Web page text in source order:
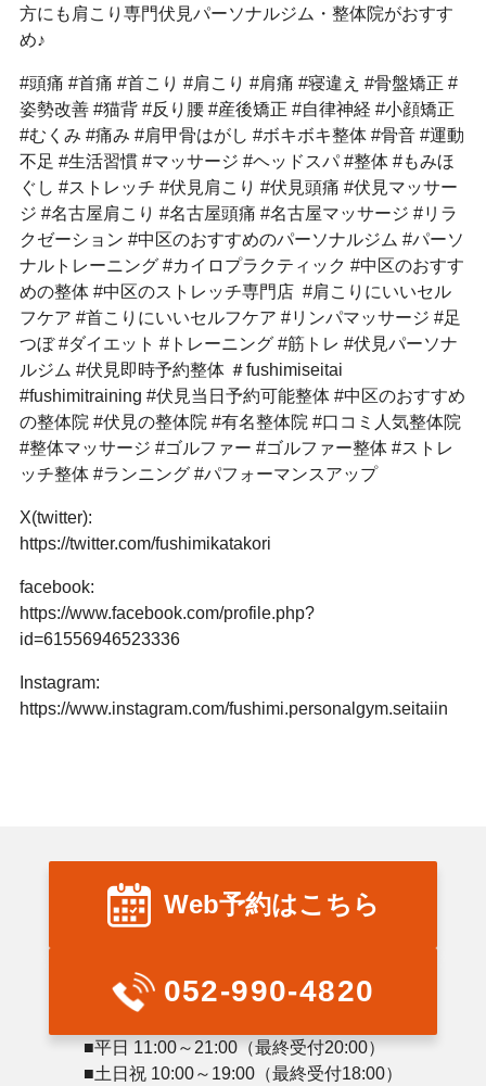
方にも肩こり専門伏見パーソナルジム・整体院がおすす
め♪
#頭痛 #首痛 #首こり #肩こり #肩痛 #寝違え #骨盤矯正 #
姿勢改善 #猫背 #反り腰 #産後矯正 #自律神経 #小顔矯正
#むくみ #痛み #肩甲骨はがし #ボキボキ整体 #骨音 #運動
不足 #生活習慣 #マッサージ #ヘッドスパ #整体 #もみほ
ぐし #ストレッチ #伏見肩こり #伏見頭痛 #伏見マッサー
ジ #名古屋肩こり #名古屋頭痛 #名古屋マッサージ #リラ
クゼーション #中区のおすすめのパーソナルジム #パーソ
ナルトレーニング #カイロプラクティック #中区のおすす
めの整体 #中区のストレッチ専門店 #肩こりにいいセル
フケア #首こりにいいセルフケア #リンパマッサージ #足
つぼ #ダイエット #トレーニング #筋トレ #伏見パーソナ
ルジム #伏見即時予約整体 ＃fushimiseitai
#fushimitraining #伏見当日予約可能整体 #中区のおすすめ
の整体院 #伏見の整体院 #有名整体院 #口コミ人気整体院
#整体マッサージ #ゴルファー #ゴルファー整体 #ストレ
ッチ整体 #ランニング #パフォーマンスアップ
X(twitter):
https://twitter.com/fushimikatakori
facebook:
https://www.facebook.com/profile.php?
id=61556946523336
Instagram:
https://www.instagram.com/fushimi.personalgym.seitaiin
Web予約はこちら
052-990-4820
■平日 11:00～21:00（最終受付20:00）
■土日祝 10:00～19:00（最終受付18:00）